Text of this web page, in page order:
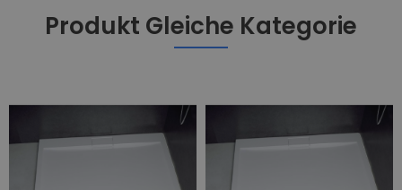
Produkt Gleiche Kategorie